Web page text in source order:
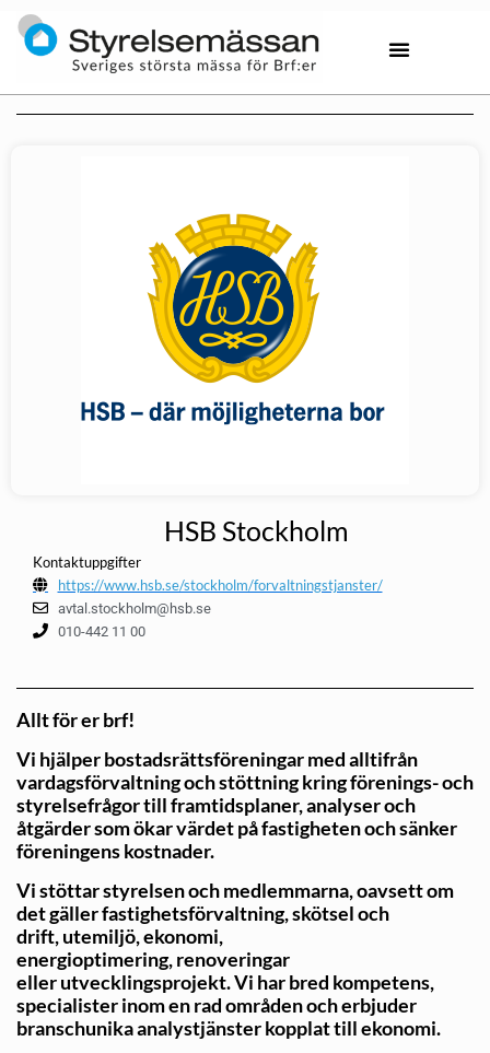
HSB Stockholm
Kontaktuppgifter
https://www.hsb.se/stockholm/forvaltningstjanster/
avtal.stockholm@hsb.se
010-442 11 00
Allt för er brf!
Vi hjälper bostadsrättsföreningar med alltifrån
vardagsförvaltning och stöttning kring förenings- och
styrelsefrågor till framtidsplaner, analyser och
åtgärder som ökar värdet på fastigheten och sänker
föreningens kostnader.
Vi stöttar styrelsen och medlemmarna, oavsett om
det gäller fastighetsförvaltning, skötsel och
drift, utemiljö, ekonomi,
energioptimering, renoveringar
eller utvecklingsprojekt. Vi har bred kompetens,
specialister inom en rad områden och erbjuder
branschunika analystjänster kopplat till ekonomi.